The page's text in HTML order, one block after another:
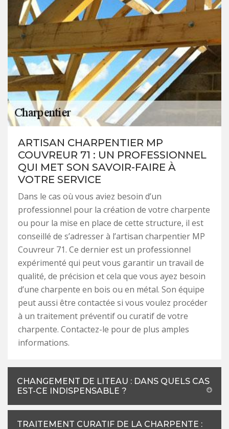
ARTISAN CHARPENTIER MP
COUVREUR 71 : UN PROFESSIONNEL
QUI MET SON SAVOIR-FAIRE À
VOTRE SERVICE
Dans le cas où vous aviez besoin d’un
professionnel pour la création de votre charpente
ou pour la mise en place de cette structure, il est
conseillé de s’adresser à l’artisan charpentier MP
Couvreur 71. Ce dernier est un professionnel
expérimenté qui peut vous garantir un travail de
qualité, de précision et cela que vous ayez besoin
d’une charpente en bois ou en métal. Son équipe
peut aussi être contactée si vous voulez procéder
à un traitement préventif ou curatif de votre
charpente. Contactez-le pour de plus amples
informations.
CHANGEMENT DE LITEAU : DANS QUELS CAS
EST-CE INDISPENSABLE ?
TRAITEMENT CURATIF DE LA CHARPENTE :